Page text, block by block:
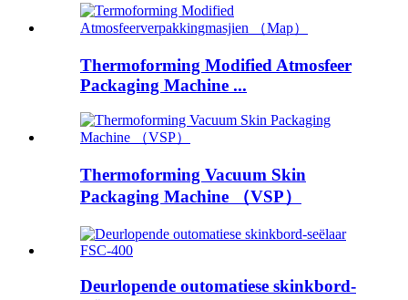
Thermoforming Modified Atmosfeer
Packaging Machine ...
Thermoforming Vacuum Skin
Packaging Machine （VSP）
Deurlopende outomatiese skinkbord-